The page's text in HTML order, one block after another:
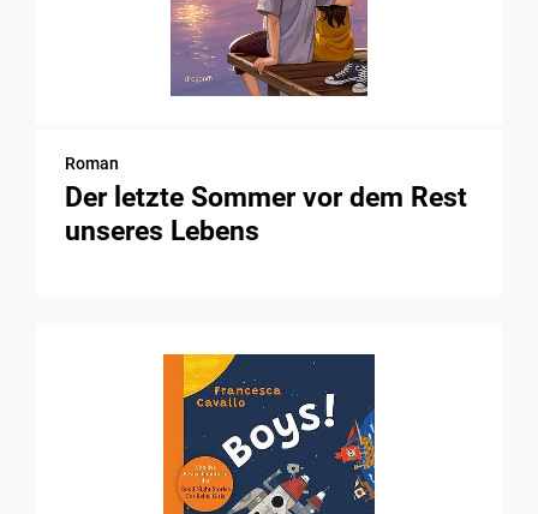
Roman
Der letzte Sommer vor dem Rest
unseres Lebens